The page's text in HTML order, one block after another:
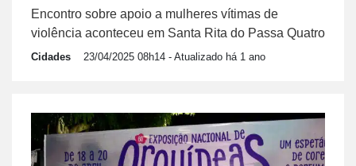
Encontro sobre apoio a mulheres vítimas de
violência aconteceu em Santa Rita do Passa Quatro
Cidades 23/04/2025 08h14 - Atualizado há 1 ano